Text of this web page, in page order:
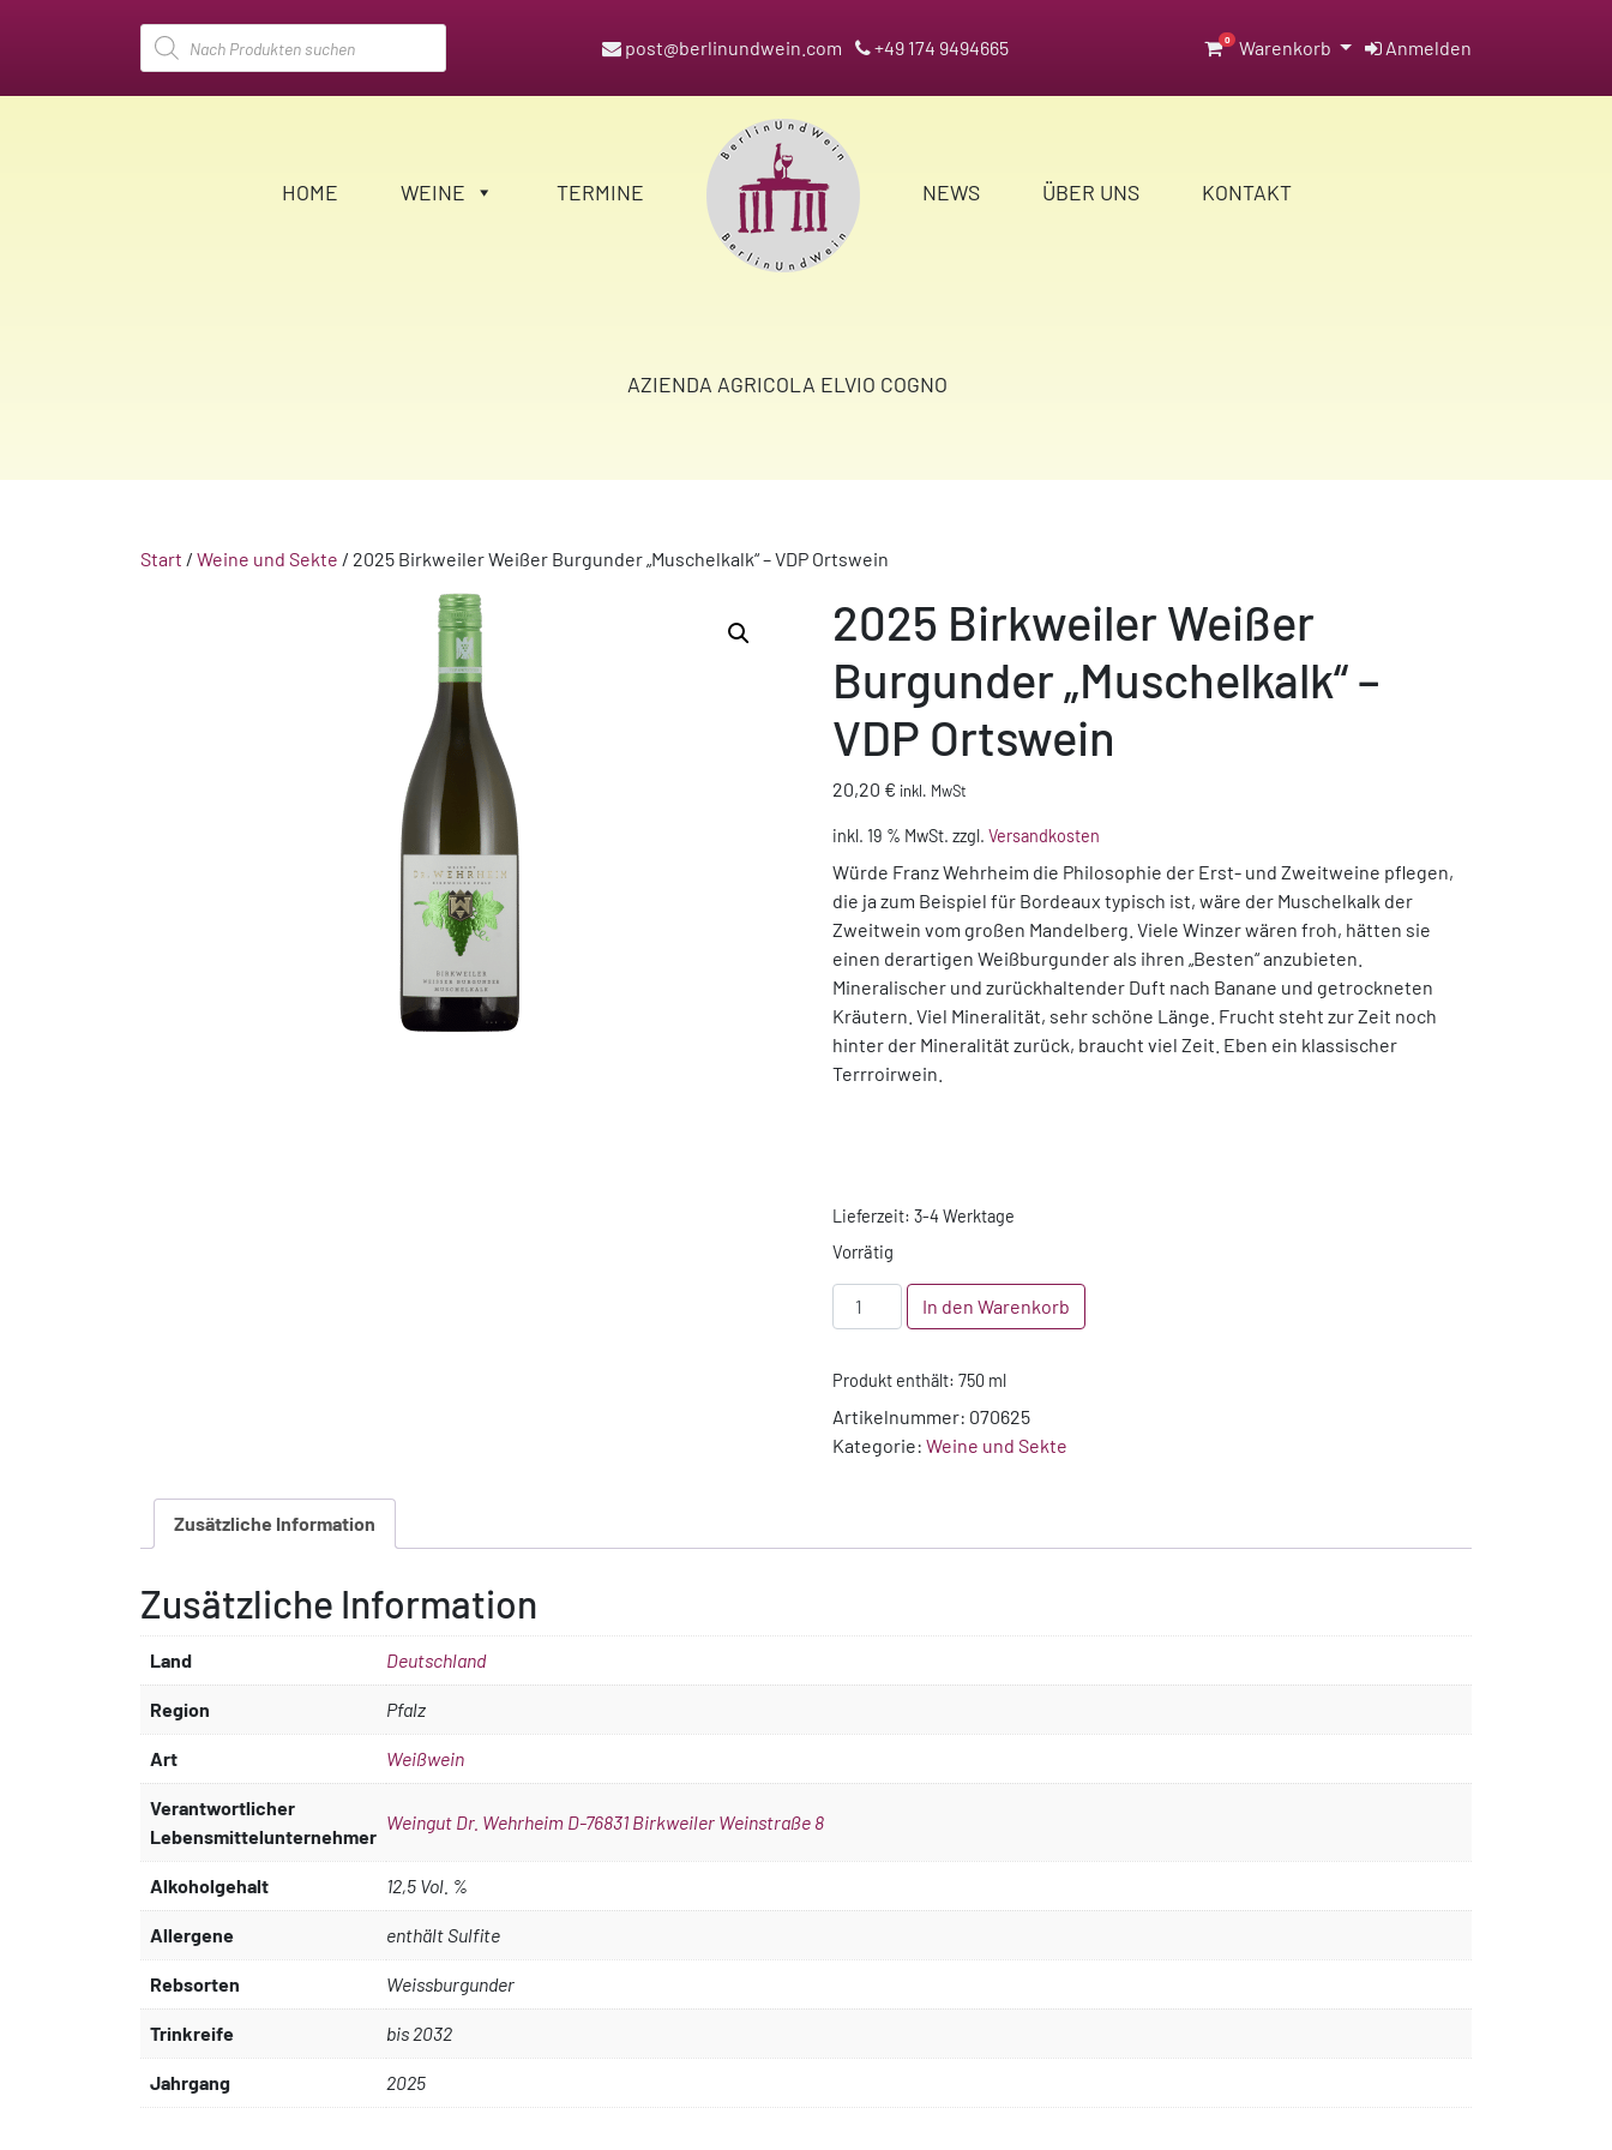
Products
search
post@berlinundwein.com +49 174 9494665 0 Warenkorb Anmelden
HOME WEINE TERMINE NEWS ÜBER UNS KONTAKT
AZIENDA AGRICOLA ELVIO COGNO
Start / Weine und Sekte / 2025 Birkweiler Weißer Burgunder „Muschelkalk“ – VDP Ortswein
2025 Birkweiler Weißer
Burgunder „Muschelkalk“ –
VDP Ortswein
20,20 € inkl. MwSt
inkl. 19 % MwSt. zzgl.Versandkosten
Würde Franz Wehrheim die Philosophie der Erst- und Zweitweine pflegen,
die ja zum Beispiel für Bordeaux typisch ist, wäre der Muschelkalk der
Zweitwein vom großen Mandelberg. Viele Winzer wären froh, hätten sie
einen derartigen Weißburgunder als ihren „Besten“ anzubieten.
Mineralischer und zurückhaltender Duft nach Banane und getrockneten
Kräutern. Viel Mineralität, sehr schöne Länge. Frucht steht zur Zeit noch
hinter der Mineralität zurück, braucht viel Zeit. Eben ein klassischer
Terrroirwein.
Lieferzeit:3-4 Werktage
Vorrätig
2025
Birkweiler
Burgunder
"Muschelkalk"
-
In den Warenkorb
Produkt enthält: 750 ml
Artikelnummer: 070625
Kategorie:Weine und Sekte
Zusätzliche Information
Zusätzliche Information
Land Deutschland
Region Pfalz
Art Weißwein
Verantwortlicher
Lebensmittelunternehmer
Weingut Dr. Wehrheim D-76831 Birkweiler Weinstraße 8
Alkoholgehalt 12,5 Vol. %
Allergene enthält Sulfite
Rebsorten Weissburgunder
Trinkreife bis 2032
Jahrgang 2025